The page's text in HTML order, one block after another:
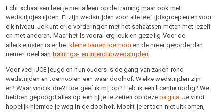
Echt schaatsen leer je niet alleen op de training maar ook met
wedstrijdjes rijden. Er zijn wedstrijden voor alle leeftijdsgroepen en voor
elk niveau. Je kunt er je vorderingen met het schaatsen meten met jezelf
en met anderen. Maar het is vooral erg leuk en gezellig.Voor de
allerkleinsten is er het kleine banen toernooi en de meer gevorderden
nemen deel aantrainings- en interclubwedstrijden
Voor veel IJCE jeugd en hun ouders is de gang van zaken rond
wedstrijden en toernooien een waar doolhof. Welke wedstrijden zijn
er? Waar vind ik die? Hoe geef ik mij op? Heb ik een licentie nodig? We
hebben gepoogd alles op een rijtje te zetten op dezepagina . Je vindt
hopelijk hiermee je weg in de doolhof. Mocht je er toch niet uitkomen,